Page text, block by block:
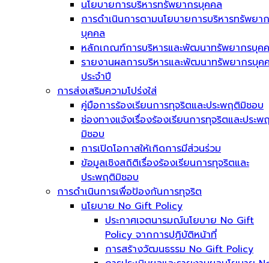
นโยบายการบริหารทรัพยากรบุคคล
การดำเนินการตามนโยบายการบริหารทรัพยา
บุคคล
หลักเกณฑ์การบริหารและพัฒนาทรัพยากรบุค
รายงานผลการบริหารและพัฒนาทรัพยากรบุค
ประจำปี
การส่งเสริมความโปร่งใส่
คู่มือการร้องเรียนการทุจริตและประพฤติมิชอบ
ช่องทางแจ้งเรื่องร้องเรียนการทุจริตและประพ
มิชอบ
การเปิดโอกาสให้เกิดการมีส่วนร่วม
ข้อมูลเชิงสถิติเรื่องร้องเรียนการทุจริตและ
ประพฤติมิชอบ
การดำเนินการเพื่อป้องกันการทุจริต
นโยบาย No Gift Policy
ประกาศเจตนารมณ์นโยบาย No Gift
Policy จากการปฏิบัติหน้าที่
การสร้างวัฒนธรรม No Gift Policy